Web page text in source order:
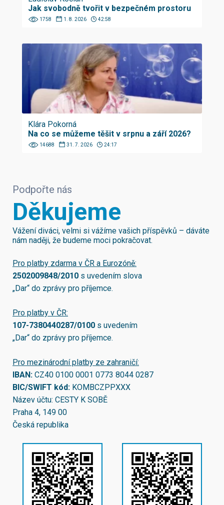
Jak svobodně tvořit v bezpečném prostoru
1758 1. 8. 2026 42:58
Klára Pokorná
Na co se můžeme těšit v srpnu a září 2026?
14688 31. 7. 2026 24:17
Podpořte nás
Děkujeme
Vážení diváci, velmi si vážíme vašich příspěvků – dáváte
nám naději, že budeme moci pokračovat.
Pro platby zdarma v ČR a Eurozóně:
2502009848/2010 s uvedením slova
„Dar“ do zprávy pro příjemce.
Pro platby v ČR:
107-7380440287/0100 s uvedením
„Dar“ do zprávy pro příjemce.
Pro mezinárodní platby ze zahraničí:
IBAN: CZ40 0100 0001 0773 8044 0287
BIC/SWIFT kód: KOMBCZPPXXX
Název účtu: CESTY K SOBĚ
Praha 4, 149 00
Česká republika